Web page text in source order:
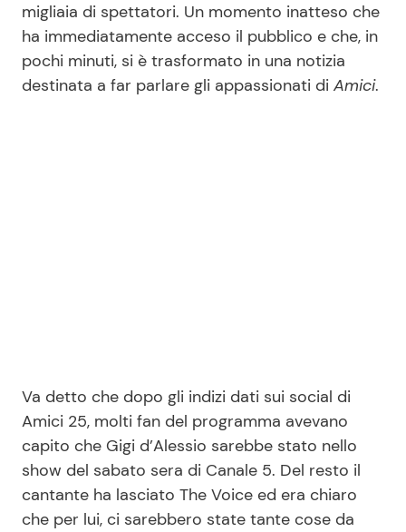
Salute
Viaggi e Turismo
Ricette Facili e Veloci
Ricette Feste
Redazione
Contattaci
Pubblicità
Privacy Policy
migliaia di spettatori. Un momento inatteso che
ha immediatamente acceso il pubblico e che, in
pochi minuti, si è trasformato in una notizia
destinata a far parlare gli appassionati di Amici.
Va detto che dopo gli indizi dati sui social di
Amici 25, molti fan del programma avevano
capito che Gigi d’Alessio sarebbe stato nello
show del sabato sera di Canale 5. Del resto il
cantante ha lasciato The Voice ed era chiaro
che per lui, ci sarebbero state tante cose da